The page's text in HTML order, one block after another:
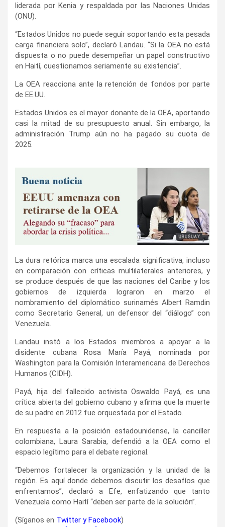
liderada por Kenia y respaldada por las Naciones Unidas
(ONU).
“Estados Unidos no puede seguir soportando esta pesada
carga financiera solo”, declaró Landau. “Si la OEA no está
dispuesta o no puede desempeñar un papel constructivo
en Haití, cuestionamos seriamente su existencia”.
La OEA reacciona ante la retención de fondos por parte
de EE.UU.
Estados Unidos es el mayor donante de la OEA, aportando
casi la mitad de su presupuesto anual. Sin embargo, la
administración Trump aún no ha pagado su cuota de
2025.
La dura retórica marca una escalada significativa, incluso
en comparación con críticas multilaterales anteriores, y
se produce después de que las naciones del Caribe y los
gobiernos de izquierda lograron en marzo el
nombramiento del diplomático surinamés Albert Ramdin
como Secretario General, un defensor del “diálogo” con
Venezuela.
Landau instó a los Estados miembros a apoyar a la
disidente cubana Rosa María Payá, nominada por
Washington para la Comisión Interamericana de Derechos
Humanos (CIDH).
Payá, hija del fallecido activista Oswaldo Payá, es una
crítica abierta del gobierno cubano y afirma que la muerte
de su padre en 2012 fue orquestada por el Estado.
En respuesta a la posición estadounidense, la canciller
colombiana, Laura Sarabia, defendió a la OEA como el
espacio legítimo para el debate regional.
“Debemos fortalecer la organización y la unidad de la
región. Es aquí donde debemos discutir los desafíos que
enfrentamos”, declaró a Efe, enfatizando que tanto
Venezuela como Haití “deben ser parte de la solución”.
(Síganos en Twitter y Facebook)